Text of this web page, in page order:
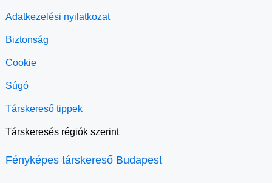
Adatkezelési nyilatkozat
Biztonság
Cookie
Súgó
Társkereső tippek
Társkeresés régiók szerint
Fényképes társkereső Budapest